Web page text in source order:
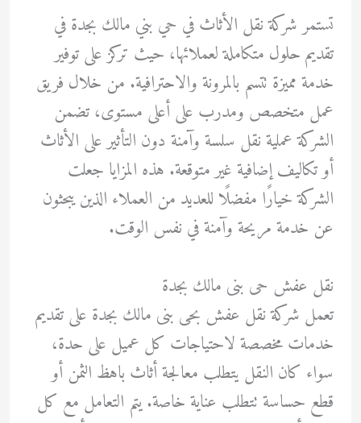
تستمر شركة نقل الأثاث في حي بني مالك بجدة في
تقديم حلول متكاملة لعملائها، حيث تركز على توفير
خدمة مميزة تتسم بالمرونة والاحترافية. من خلال فريق
عمل متخصص ومدرب على أعلى مستوى، تضمن
الشركة عملية نقل سلسة وآمنة دون التأثير على الأثاث
أو تكاليف إضافية غير متوقعة. هذه المزايا جعلت
الشركة خيارًا مفضلًا للعديد من العملاء الذين يبحثون
عن خدمة مريحة وآمنة في نفس الوقت.
نقل عفش حى بنى مالك بجدة
تعمل شركة نقل عفش بحى بنى مالك بجدة على تقديم
خدمات مخصصة لاحتياجات كل عميل على حدة،
سواء كان النقل يتطلب معالجة أثاث باهظ الثمن أو
قطع حساسة تتطلب عناية خاصة. يتم التعامل مع كل